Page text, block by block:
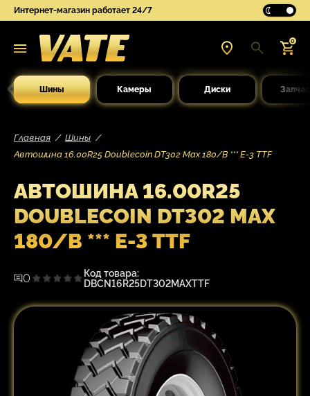
Интернет-магазин работает 24/7
0
Шины Камеры Диски
Главная
Шины
Автошина 16.00R25 Doublecoin DT302 Max 180/B *** E-3 TTF
АВТОШИНА 16.00R25
DOUBLECOIN DT302 MAX
180/B *** E-3 TTF
0
Код товара:
DBCN16R25DT302MAXTTF